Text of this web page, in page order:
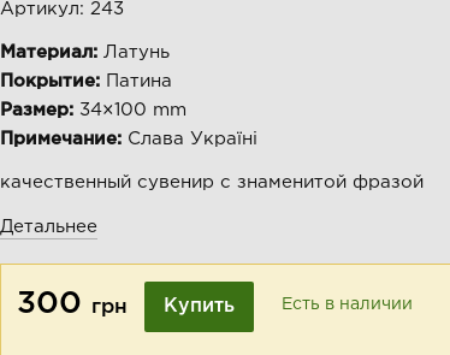
Артикул: 243
Материал: Латунь
Покрытие:
Патина
Размер: 34×100 mm
Примечание: Слава Україні
качественный сувенир с знаменитой фразой
Детальнее
300 грн Купить Есть в наличии